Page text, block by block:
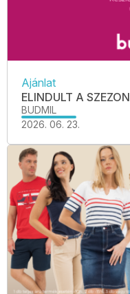
Ajánlat
ELINDULT A
BUDMIL
2026. 06. 23.